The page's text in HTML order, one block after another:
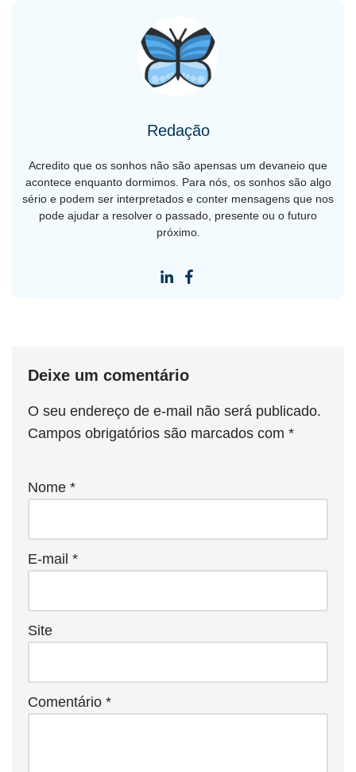
Redação
Acredito que os sonhos não são apensas um devaneio que
acontece enquanto dormimos. Para nós, os sonhos são algo
sério e podem ser interpretados e conter mensagens que nos
pode ajudar a resolver o passado, presente ou o futuro
próximo.
Deixe um comentário
O seu endereço de e-mail não será publicado.
Campos obrigatórios são marcados com *
Nome *
E-mail *
Site
Comentário *